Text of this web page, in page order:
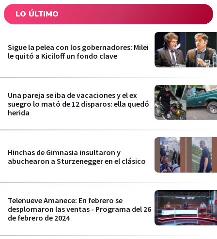
LO ÚLTIMO
Sigue la pelea con los gobernadores: Milei
le quitó a Kiciloff un fondo clave
Una pareja se iba de vacaciones y el ex
suegro lo mató de 12 disparos: ella quedó
herida
Hinchas de Gimnasia insultaron y
abuchearon a Sturzenegger en el clásico
Telenueve Amanece: En febrero se
desplomaron las ventas - Programa del 26
de febrero de 2024